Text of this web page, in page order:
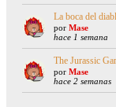
La boca del
por Mase
hace 1 semana
The Jurassic
por Mase
hace 2 semanas